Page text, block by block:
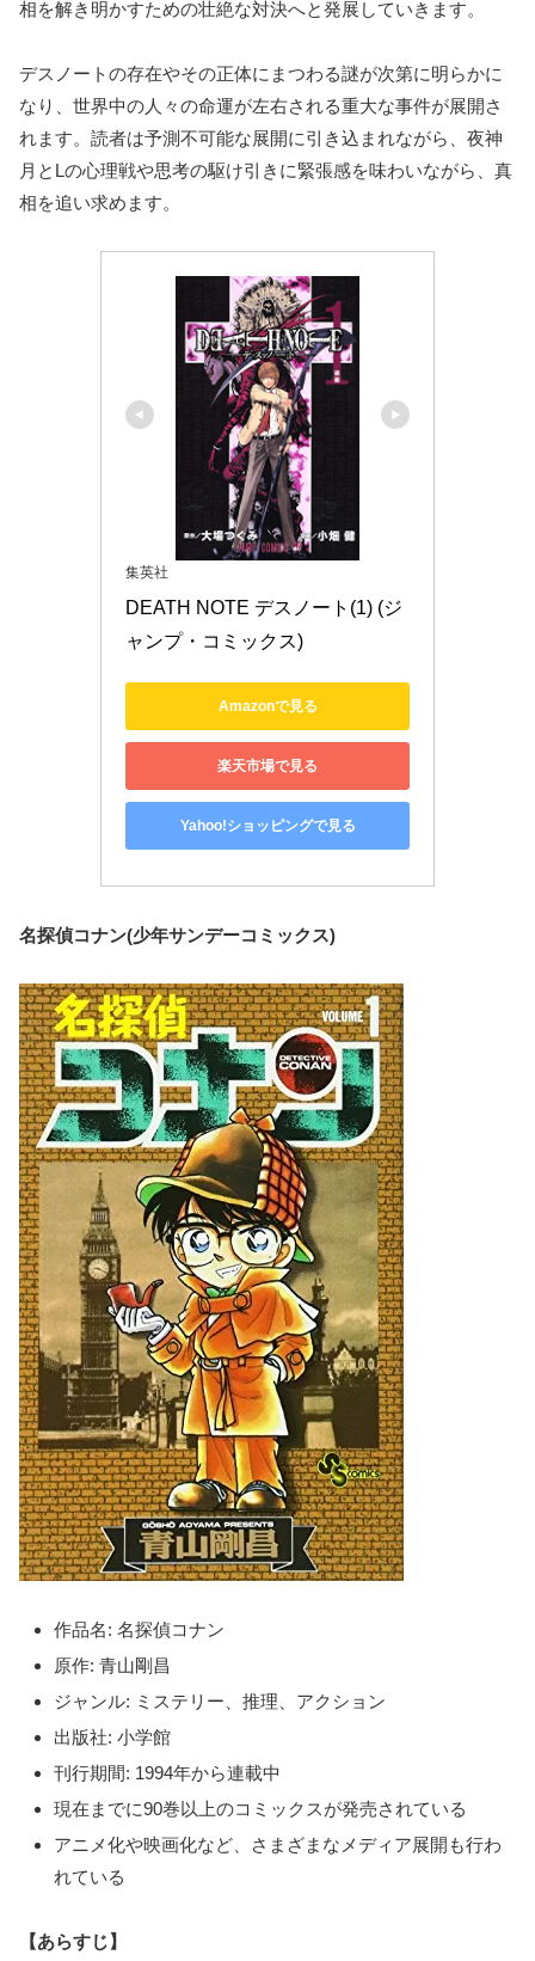
相を解き明かすための壮絶な対決へと発展していきます。
デスノートの存在やその正体にまつわる謎が次第に明らかに
なり、世界中の人々の命運が左右される重大な事件が展開さ
れます。読者は予測不可能な展開に引き込まれながら、夜神
月とLの心理戦や思考の駆け引きに緊張感を味わいながら、真
相を追い求めます。
集英社
DEATH NOTE デスノート(1) (ジ
ャンプ・コミックス)
Amazonで見る
楽天市場で見る
Yahoo!ショッピングで見る
名探偵コナン(少年サンデーコミックス)
作品名: 名探偵コナン
原作: 青山剛昌
ジャンル: ミステリー、推理、アクション
出版社: 小学館
刊行期間: 1994年から連載中
現在までに90巻以上のコミックスが発売されている
アニメ化や映画化など、さまざまなメディア展開も行わ
れている
【あらすじ】